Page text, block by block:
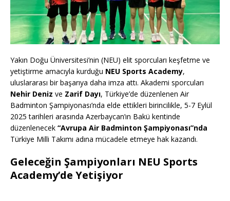
Yakın Doğu Üniversitesi’nin (NEU) elit sporcuları keşfetme ve
yetiştirme amacıyla kurduğu NEU Sports Academy,
uluslararası bir başarıya daha imza attı. Akademi sporcuları
Nehir Deniz ve Zarif Dayı, Türkiye’de düzenlenen Air
Badminton Şampiyonası’nda elde ettikleri birincilikle, 5-7 Eylül
2025 tarihleri arasında Azerbaycan’ın Bakü kentinde
düzenlenecek “Avrupa Air Badminton Şampiyonası”nda
Türkiye Milli Takımı adına mücadele etmeye hak kazandı.
Geleceğin Şampiyonları NEU Sports
Academy’de Yetişiyor